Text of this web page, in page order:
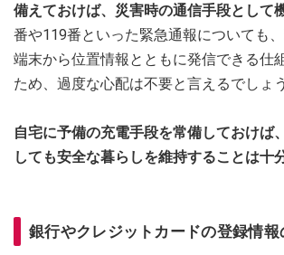
備えておけば、災害時の通信手段として
番や119番といった緊急通報についても
端末から位置情報とともに発信できる仕
ため、過度な心配は不要と言えるでしょう
自宅に予備の充電手段を常備しておけば
しても安全な暮らしを維持することは十
銀行やクレジットカードの登録情報